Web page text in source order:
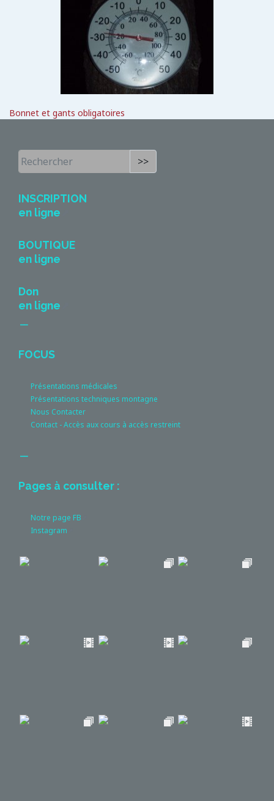
>>
INSCRIPTION
en ligne
BOUTIQUE
en ligne
Don
en ligne
FOCUS
Présentations médicales
Présentations techniques montagne
Nous Contacter
Contact - Accès aux cours à accès restreint
Pages à consulter :
Notre page FB
Instagram
Bonnet et gants obligatoires